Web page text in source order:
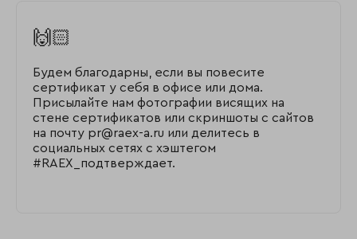
🙌🏻
Будем благодарны, если вы повесите
сертификат у себя в офисе или дома.
Присылайте нам фотографии висящих на
стене сертификатов или скриншоты с сайтов
на почту pr@raex-a.ru или делитесь в
социальных сетях с хэштегом
#RAEX_подтверждает.